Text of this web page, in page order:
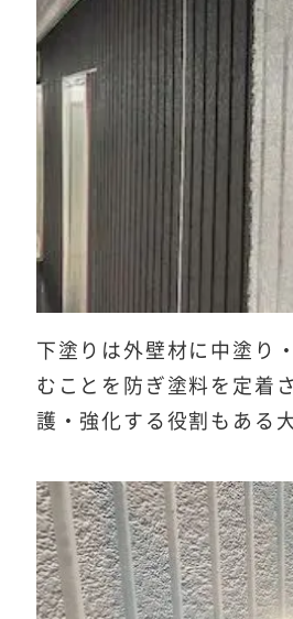
下塗りは外壁材に中塗り
むことを防ぎ塗料を定着
護・強化する役割もある